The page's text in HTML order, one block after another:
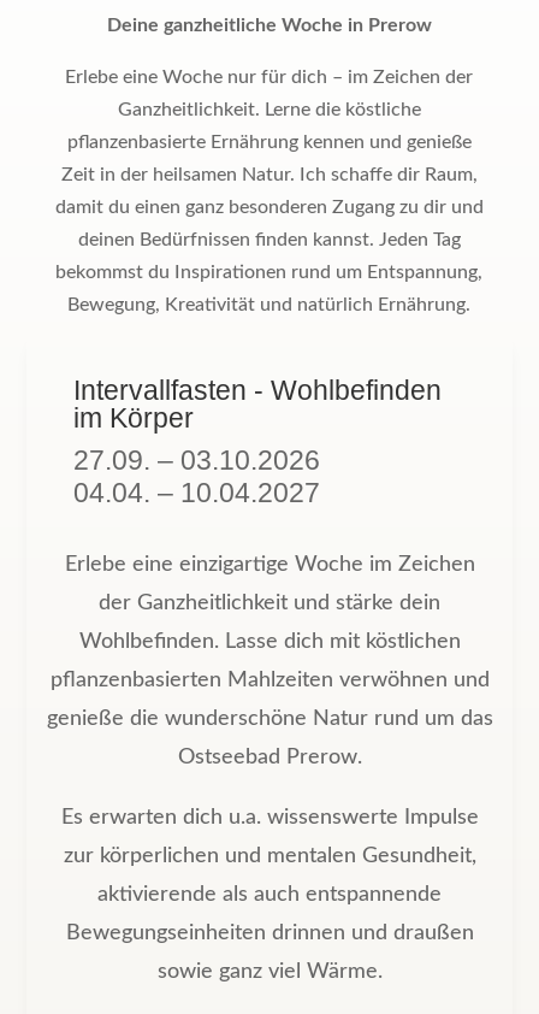
Deine ganzheitliche Woche in Prerow
Erlebe eine Woche nur für dich – im Zeichen der
Ganzheitlichkeit. Lerne die köstliche
pflanzenbasierte Ernährung kennen und genieße
Zeit in der heilsamen Natur. Ich schaffe dir Raum,
damit du einen ganz besonderen Zugang zu dir und
deinen Bedürfnissen finden kannst. Jeden Tag
bekommst du Inspirationen rund um Entspannung,
Bewegung, Kreativität und natürlich Ernährung.
Intervallfasten - Wohlbefinden
im Körper
27.09. – 03.10.2026
04.04. – 10.04.2027
Erlebe eine einzigartige Woche im Zeichen
der Ganzheitlichkeit und stärke dein
Wohlbefinden. Lasse dich mit köstlichen
pflanzenbasierten Mahlzeiten verwöhnen und
genieße die wunderschöne Natur rund um das
Ostseebad Prerow.
Es erwarten dich u.a. wissenswerte Impulse
zur körperlichen und mentalen Gesundheit,
aktivierende als auch entspannende
Bewegungseinheiten drinnen und draußen
sowie ganz viel Wärme.